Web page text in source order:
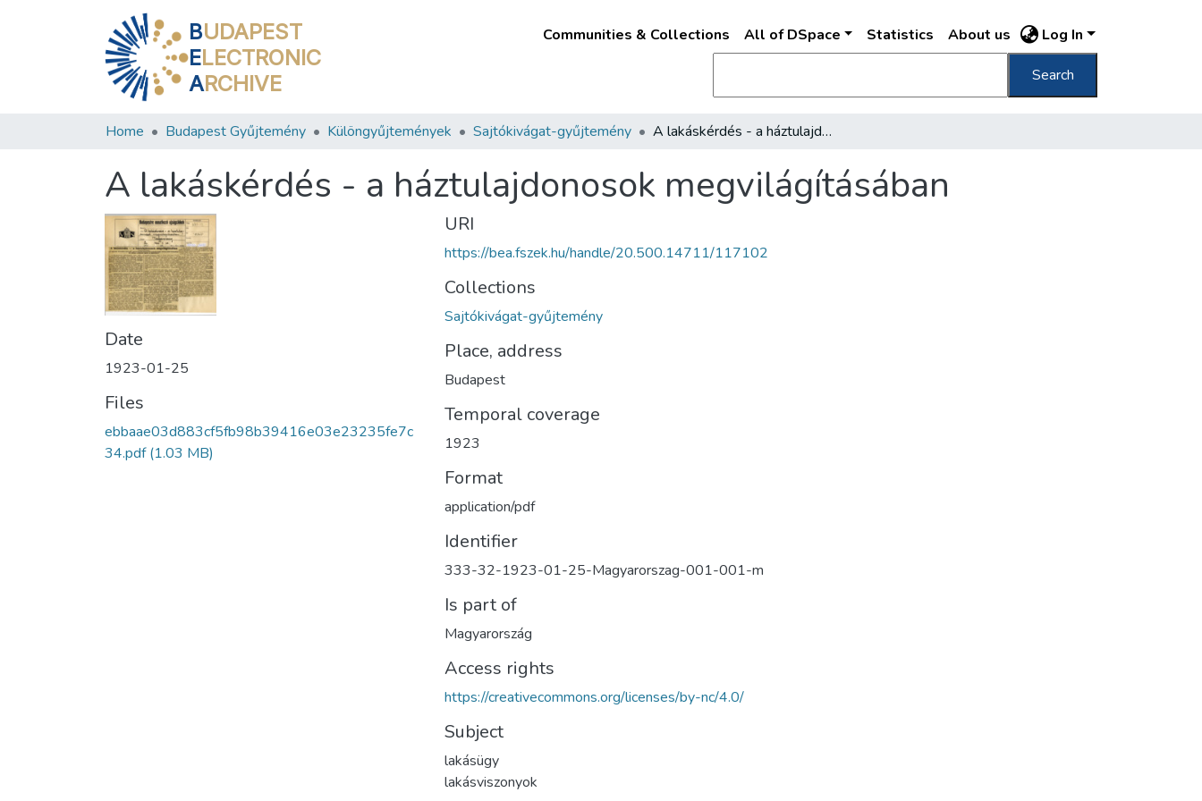
BUDAPEST
ELECTRONIC
ARCHIVE
Communities & Collections All of DSpace Statistics About us Log In
Search
Home Budapest Gyűjtemény Különgyűjtemények Sajtókivágat-gyűjtemény A lakáskérdés - a háztulajdonosok megvilágításában
A lakáskérdés - a háztulajdonosok megvilágításában
Date
1923-01-25
Files
ebbaae03d883cf5fb98b39416e03e23235fe7c
34.pdf(1.03 MB)
URI
https://bea.fszek.hu/handle/20.500.14711/117102
Collections
Sajtókivágat-gyűjtemény
Place, address
Budapest
Temporal coverage
1923
Format
application/pdf
Identifier
333-32-1923-01-25-Magyarorszag-001-001-m
Is part of
Magyarország
Access rights
https://creativecommons.org/licenses/by-nc/4.0/
Subject
lakásügy
lakásviszonyok